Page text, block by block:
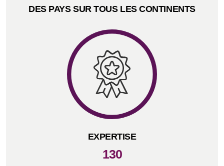
DES PAYS SUR TOUS LES CONTINENTS
EXPERTISE
130